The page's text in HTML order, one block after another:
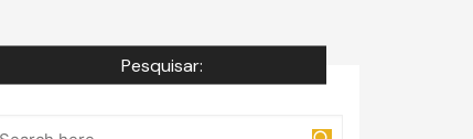
Pesquisar: